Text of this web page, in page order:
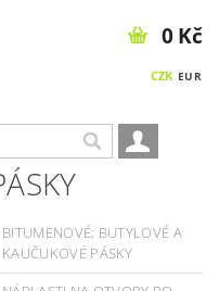
CZK EUR
0 Kč
BITUMENOVÉ; BUTYLOVÉ A
KAUČUKOVÉ PÁSKY